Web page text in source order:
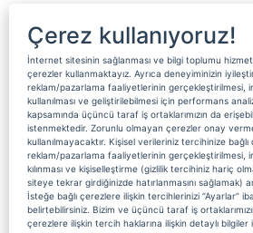
Çerez kullanıyoruz!
İnternet sitesinin sağlanması ve bilgi toplumu
çerezler kullanmaktayız. Ayrıca deneyiminizin
reklam/pazarlama faaliyetlerinin gerçekleştirilmesi,
kullanılması ve geliştirilebilmesi için performans
kapsamında üçüncü taraf iş ortaklarımızın da
istenmektedir. Zorunlu olmayan çerezler onay
kullanılmayacaktır. Kişisel verileriniz tercihinize
reklam/pazarlama faaliyetlerinin gerçekleştirilmesi,
kılınması ve kişiselleştirme (gizlilik tercihiniz hariç
siteye tekrar girdiğinizde hatırlanmasını sağlamak)
İsteğe bağlı çerezlere ilişkin tercihlerinizi “Ayarlar”
belirtebilirsiniz. Bizim ve üçüncü taraf iş
çerezlere ilişkin tercih haklarına ilişkin detaylı bilgiler